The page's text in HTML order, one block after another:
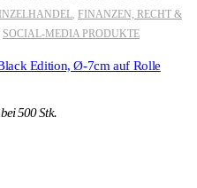
, FINANZEN, RECHT &
SOCIAL-MEDIA PRODUKTE
Edition, Ø-7cm auf Rolle
500 Stk.